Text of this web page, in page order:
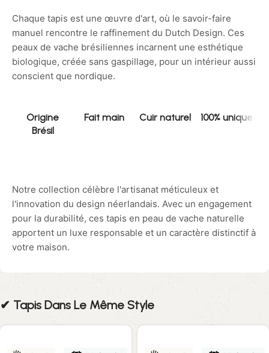
Chaque tapis est une œuvre d'art, où le savoir-faire
manuel rencontre le raffinement du Dutch Design. Ces
peaux de vache brésiliennes incarnent une esthétique
biologique, créée sans gaspillage, pour un intérieur aussi
conscient que nordique.
Origine
Brésil
Fait main Cuir naturel 100% unique
Notre collection célèbre l'artisanat méticuleux et
l'innovation du design néerlandais. Avec un engagement
pour la durabilité, ces tapis en peau de vache naturelle
apportent un luxe responsable et un caractère distinctif à
votre maison.
✔︎ Tapis Dans Le Même Style